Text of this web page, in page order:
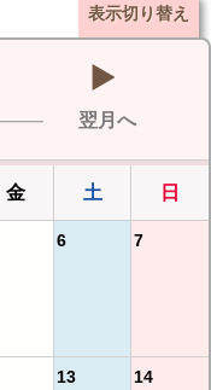
表示切り替え
翌月へ
金 土 日
6 7
13 14